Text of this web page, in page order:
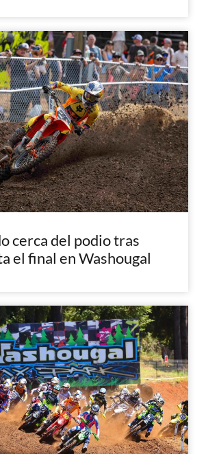
cerca del podio tras
el final en Washougal